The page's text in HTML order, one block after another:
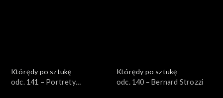
Którędy po sztukę
odc. 141 – Portrety
Którędy po sztukę
odc. 140 – Bernard Strozzi